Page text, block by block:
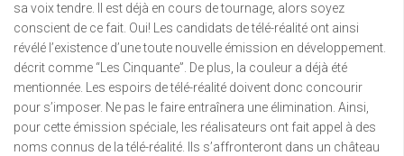
sa voix tendre. Il est déjà en cours de tournage, alors soyez
conscient de ce fait. Oui! Les candidats de télé-réalité ont ainsi
révélé l’existence d’une toute nouvelle émission en développement.
décrit comme “Les Cinquante”. De plus, la couleur a déjà été
mentionnée. Les espoirs de télé-réalité doivent donc concourir
pour s’imposer. Ne pas le faire entraînera une élimination. Ainsi,
pour cette émission spéciale, les réalisateurs ont fait appel à des
noms connus de la télé-réalité. Ils s’affronteront dans un château